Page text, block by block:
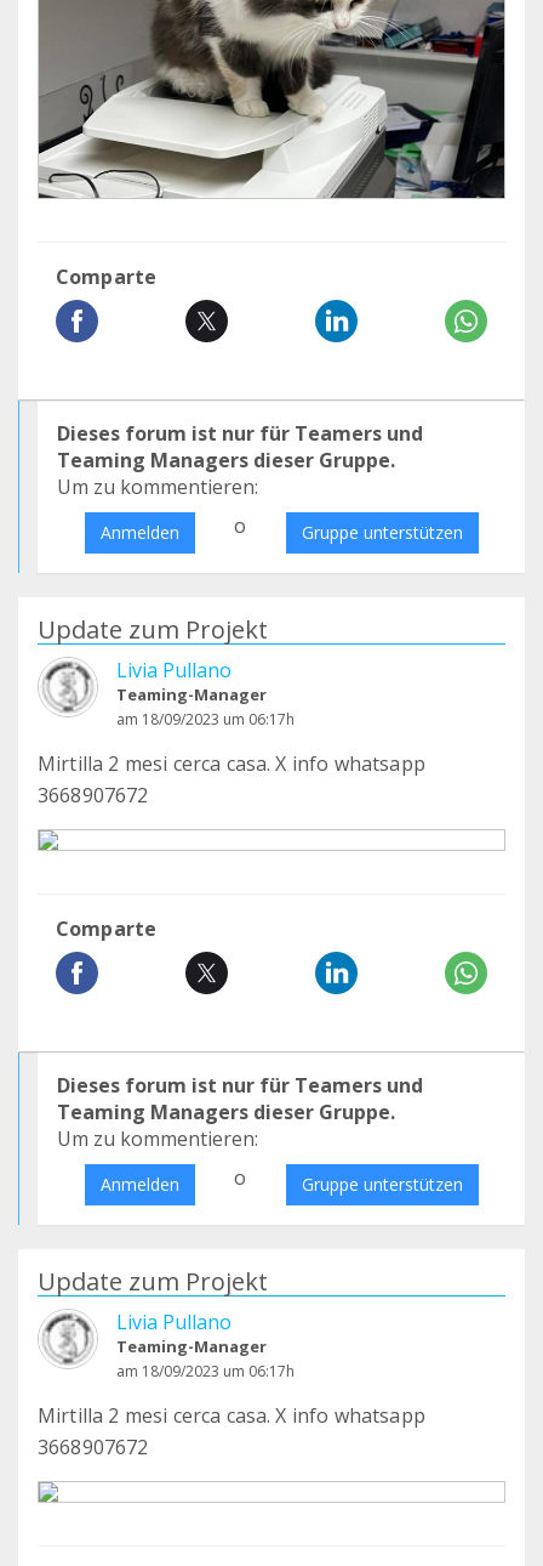
Comparte
Dieses forum ist nur für Teamers und
Teaming Managers dieser Gruppe.
Um zu kommentieren:
Anmelden o Gruppe unterstützen
Update zum Projekt
Livia Pullano
Teaming-Manager
am 18/09/2023 um 06:17h
Mirtilla 2 mesi cerca casa. X info whatsapp
3668907672
Comparte
Dieses forum ist nur für Teamers und
Teaming Managers dieser Gruppe.
Um zu kommentieren:
Anmelden o Gruppe unterstützen
Update zum Projekt
Livia Pullano
Teaming-Manager
am 18/09/2023 um 06:17h
Mirtilla 2 mesi cerca casa. X info whatsapp
3668907672